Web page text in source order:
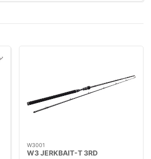
W3001
W3 JERKBAIT-T 3RD